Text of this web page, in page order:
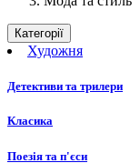
Категорії
Художня
Детективи та трилери
Класика
Поезія та п'єси